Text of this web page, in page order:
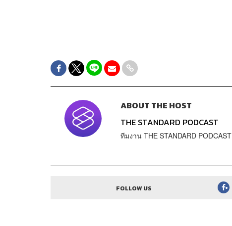
ABOUT THE HOST
THE STANDARD PODCAST
ทีมงาน THE STANDARD PODCAST
FOLLOW US